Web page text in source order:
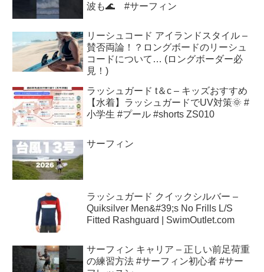
波も🌊 #サーフィン
リーシュコード アイランドスタイル –
賛否両論！？ロングボードのリーシュ
コードについて… (ロングボーダー必
見！)
ラッシュガード t＆c – キッズおすすめ
【水着】ラッシュガードでUV対策🌞 #
小学生 #プール #shorts ZS010
サーフィン
ラッシュガード クイックシルバー –
Quiksilver Men&#39;s No Frills L/S
Fitted Rashguard | SwimOutlet.com
サーフィン キャリア – 正しい前足荷重
の練習方法 #サーフィン初心者 #サー